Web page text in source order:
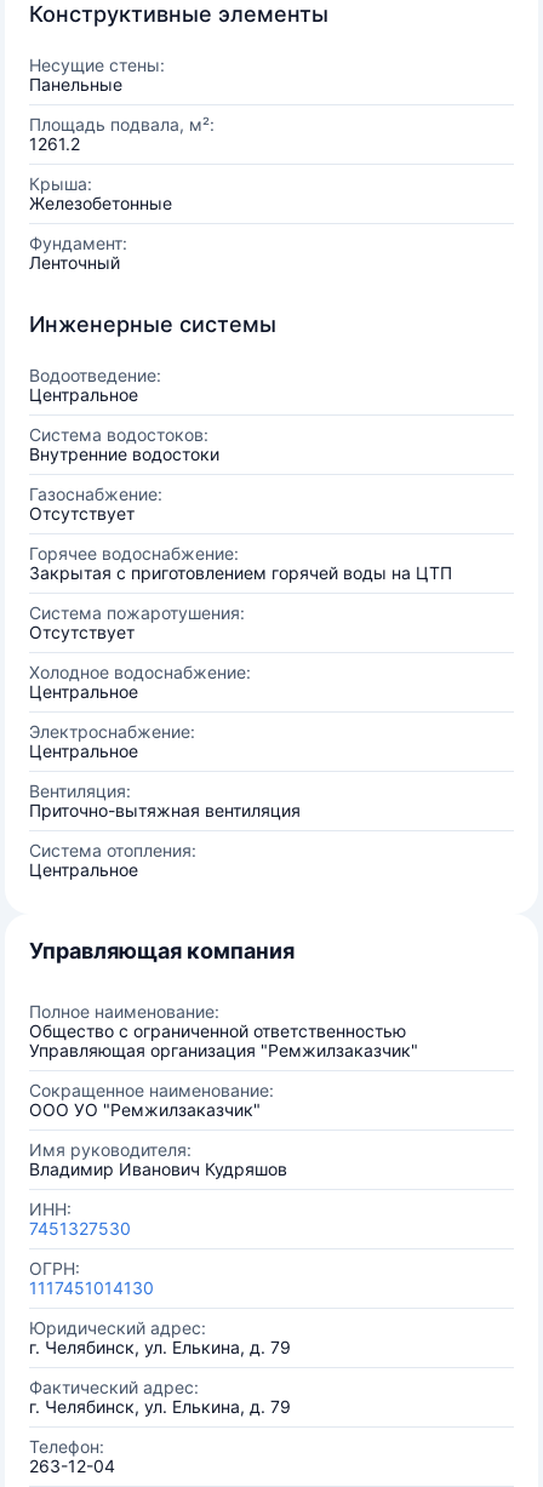
Конструктивные элементы
Несущие стены:
Панельные
Площадь подвала, м²:
1261.2
Крыша:
Железобетонные
Фундамент:
Ленточный
Инженерные системы
Водоотведение:
Центральное
Система водостоков:
Внутренние водостоки
Газоснабжение:
Отсутствует
Горячее водоснабжение:
Закрытая с приготовлением горячей воды на ЦТП
Система пожаротушения:
Отсутствует
Холодное водоснабжение:
Центральное
Электроснабжение:
Центральное
Вентиляция:
Приточно-вытяжная вентиляция
Система отопления:
Центральное
Управляющая компания
Полное наименование:
Общество с ограниченной ответственностью
Управляющая организация "Ремжилзаказчик"
Сокращенное наименование:
ООО УО "Ремжилзаказчик"
Имя руководителя:
Владимир Иванович Кудряшов
ИНН:
7451327530
ОГРН:
1117451014130
Юридический адрес:
г. Челябинск, ул. Елькина, д. 79
Фактический адрес:
г. Челябинск, ул. Елькина, д. 79
Телефон:
263-12-04